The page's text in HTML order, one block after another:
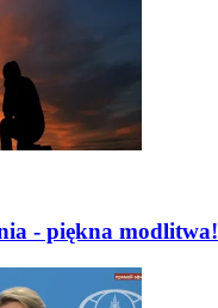
- piękna modlitwa!